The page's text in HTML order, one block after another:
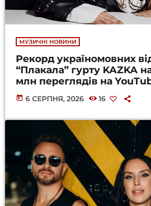
МУЗИЧНІ НОВИНИ
Рекорд україномовних
“Плакала” гурту KAZKA
млн переглядів на
today 6 СЕРПНЯ, 2026 16